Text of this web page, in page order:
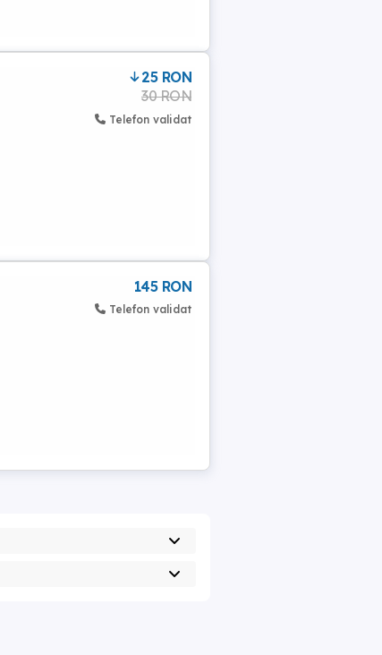
25 RON
30 RON
Telefon validat
145 RON
Telefon validat